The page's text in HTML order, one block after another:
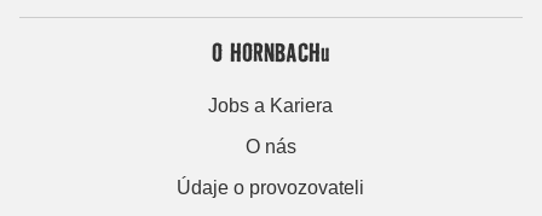
O HORNBACHu
Jobs a Kariera
O nás
Údaje o provozovateli